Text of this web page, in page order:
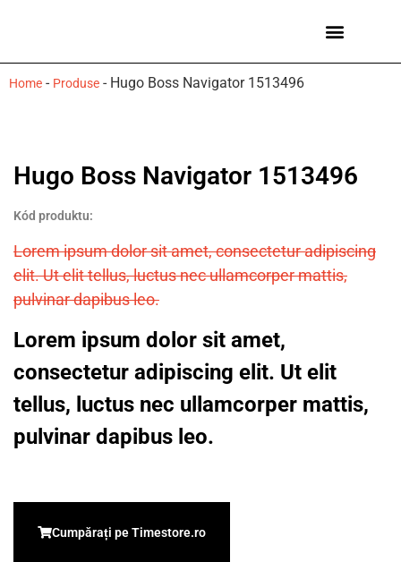
Home - Produse - Hugo Boss Navigator 1513496
Hugo Boss Navigator 1513496
Kód produktu:
Lorem ipsum dolor sit amet, consectetur adipiscing
elit. Ut elit tellus, luctus nec ullamcorper mattis,
pulvinar dapibus leo.
Lorem ipsum dolor sit amet,
consectetur adipiscing elit. Ut elit
tellus, luctus nec ullamcorper mattis,
pulvinar dapibus leo.
Cumpărați pe Timestore.ro